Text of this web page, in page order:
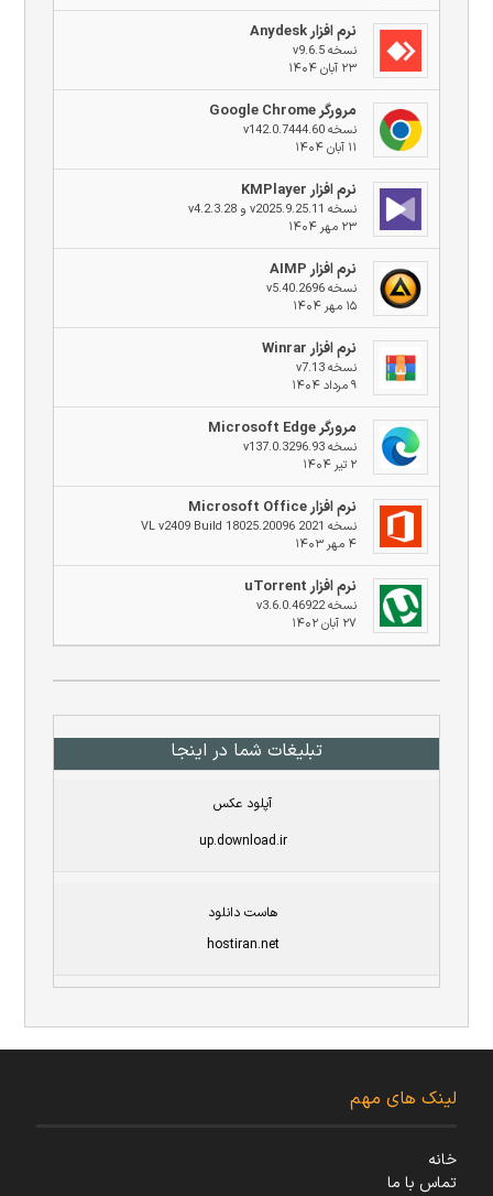
نرم افزار Anydesk
نسخه v9.6.5
۲۳ آبان ۱۴۰۴
مرورگر Google Chrome
نسخه v142.0.7444.60
۱۱ آبان ۱۴۰۴
نرم افزار KMPlayer
نسخه v2025.9.25.11 و v4.2.3.28
۲۳ مهر ۱۴۰۴
نرم افزار AIMP
نسخه v5.40.2696
۱۵ مهر ۱۴۰۴
نرم افزار Winrar
نسخه v7.13
۹ مرداد ۱۴۰۴
مرورگر Microsoft Edge
نسخه v137.0.3296.93
۲ تیر ۱۴۰۴
نرم افزار Microsoft Office
نسخه 2021 VL v2409 Build 18025.20096
۴ مهر ۱۴۰۳
نرم افزار uTorrent
نسخه v3.6.0.46922
۲۷ آبان ۱۴۰۲
تبلیغات شما در اینجا
آپلود عکس
up.download.ir
هاست دانلود
hostiran.net
لینک های مهم
خانه
تماس با ما